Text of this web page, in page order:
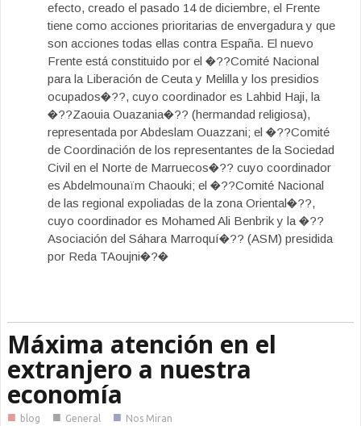
efecto, creado el pasado 14 de diciembre, el Frente
tiene como acciones prioritarias de envergadura y que
son acciones todas ellas contra España. El nuevo
Frente está constituido por el �??Comité Nacional
para la Liberación de Ceuta y Melilla y los presidios
ocupados�??, cuyo coordinador es Lahbid Haji, la
�??Zaouia Ouazania�?? (hermandad religiosa),
representada por Abdeslam Ouazzani; el �??Comité
de Coordinación de los representantes de la Sociedad
Civil en el Norte de Marruecos�?? cuyo coordinador
es Abdelmounaïm Chaouki; el �??Comité Nacional
de las regional expoliadas de la zona Oriental�??,
cuyo coordinador es Mohamed Ali Benbrik y la �??
Asociación del Sáhara Marroquí�?? (ASM) presidida
por Reda TAoujni�?�
Máxima atención en el
extranjero a nuestra
economía
■ blog ■ General ■ Nos Miran